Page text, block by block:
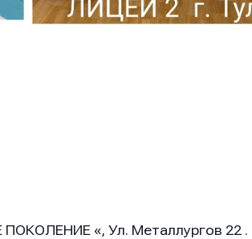
ПОКОЛЕНИЕ «, Ул. Металлургов 22 .